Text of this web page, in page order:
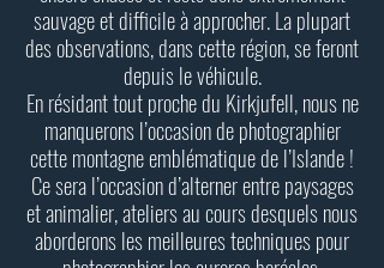
sauvage et difficile à approcher. La plupart
des observations, dans cette région, se feront
depuis le véhicule.
En résidant tout proche du Kirkjufell, nous ne
manquerons l’occasion de photographier
cette montagne emblématique de l’Islande !
Ce sera l’occasion d’alterner entre paysages
et animalier, ateliers au cours desquels nous
aborderons les meilleures techniques pour